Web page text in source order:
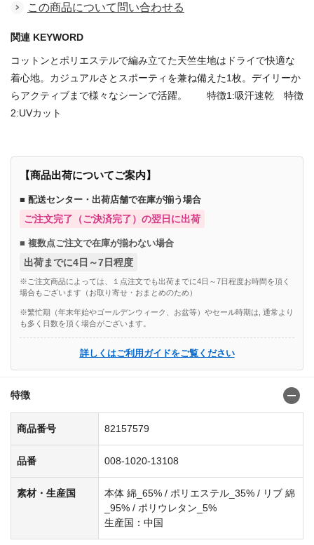
この商品について問い合わせる
関連 KEYWORD
コットンとポリエステルで編み立てた天竺生地はドライで快適な
着心地。カジュアルさとスポーティを兼ね備えた1枚。デイリーか
らアクティブまで様々なシーンで活躍。 特徴1:吸汗速乾 特徴
2:UVカット
【商品出荷についてご案内】
■ 配送センター・出荷店舗で在庫が揃う場合
ご注文完了（ご決済完了）の翌日に出荷
■ 複数点ご注文で在庫が揃わない場合
出荷までに4日～7日程度
※ご注文商品によっては、１点注文でも出荷までに4日～7日程度お時間を頂く
場合もございます（お取り寄せ・おまとめのため）
※繁忙期（年末年始やゴールデンウィーク、お盆等）やセール時期は, 通常より
も多く日数を頂く場合がございます。
詳しくはご利用ガイドをご覧ください
特徴
商品番号 82157579
品番 008-1020-13108
素材・生産国
本体 綿_65% / ポリエステル_35% / リブ 綿
_95% / ポリウレタン_5%
生産国：中国